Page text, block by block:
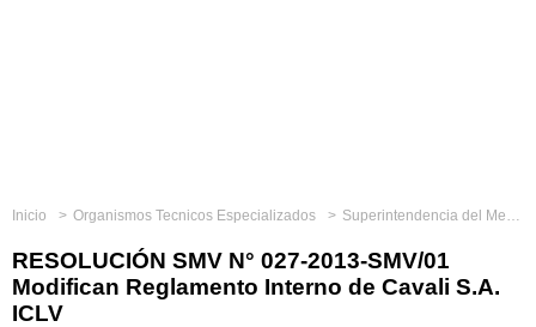
Inicio Organismos Tecnicos Especializados Superintendencia del Mercado de Valores
RESOLUCIÓN SMV N° 027-2013-SMV/01
Modifican Reglamento Interno de Cavali S.A.
ICLV